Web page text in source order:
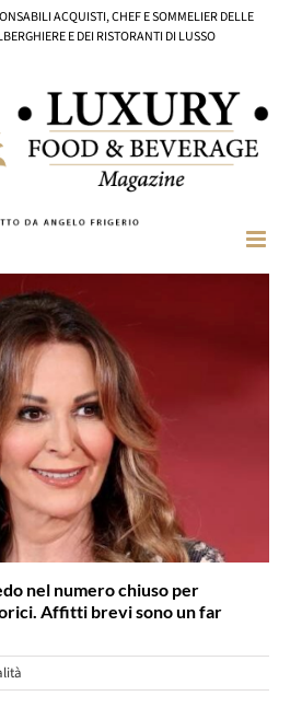
ACQUISTI, CHEF E SOMMELIER DELLE
E DEI RISTORANTI DI LUSSO
nel numero chiuso per
Affitti brevi sono un far